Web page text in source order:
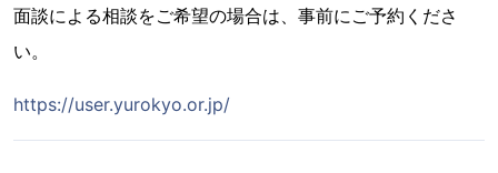
面談による相談をご希望の場合は、事前にご予約くださ
い。
https://user.yurokyo.or.jp/